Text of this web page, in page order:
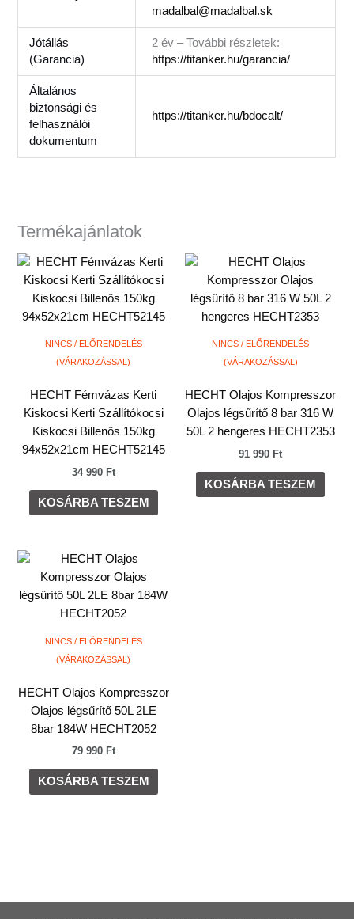
madalbal@madalbal.sk
Jótállás
(Garancia)
2 év – További részletek:
https://titanker.hu/garancia/
Általános
biztonsági és
felhasználói
dokumentum
https://titanker.hu/bdocalt/
Termékajánlatok
NINCS / ELŐRENDELÉS
(VÁRAKOZÁSSAL)
HECHT Fémvázas Kerti
Kiskocsi Kerti Szállítókocsi
Kiskocsi Billenős 150kg
94x52x21cm HECHT52145
34 990 Ft
KOSÁRBA TESZEM
NINCS / ELŐRENDELÉS
(VÁRAKOZÁSSAL)
HECHT Olajos Kompresszor
Olajos légsűrítő 8 bar 316 W
50L 2 hengeres HECHT2353
91 990 Ft
KOSÁRBA TESZEM
NINCS / ELŐRENDELÉS
(VÁRAKOZÁSSAL)
HECHT Olajos Kompresszor
Olajos légsűrítő 50L 2LE
8bar 184W HECHT2052
79 990 Ft
KOSÁRBA TESZEM